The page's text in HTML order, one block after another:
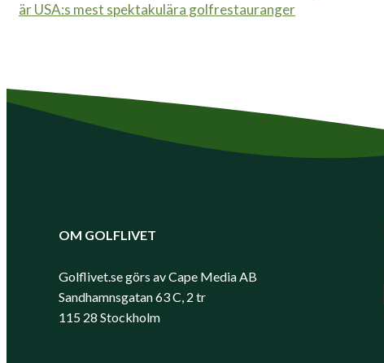
är USA:s mest spektakulära golfrestauranger
OM GOLFLIVET
Golflivet.se görs av Cape Media AB
Sandhamnsgatan 63 C, 2 tr
115 28 Stockholm